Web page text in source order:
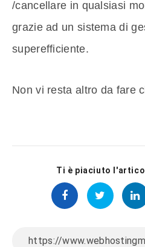
/cancellare in qualsiasi
grazie ad un sistema di
superefficiente.
Non vi resta altro da fare
Ti è piaciuto